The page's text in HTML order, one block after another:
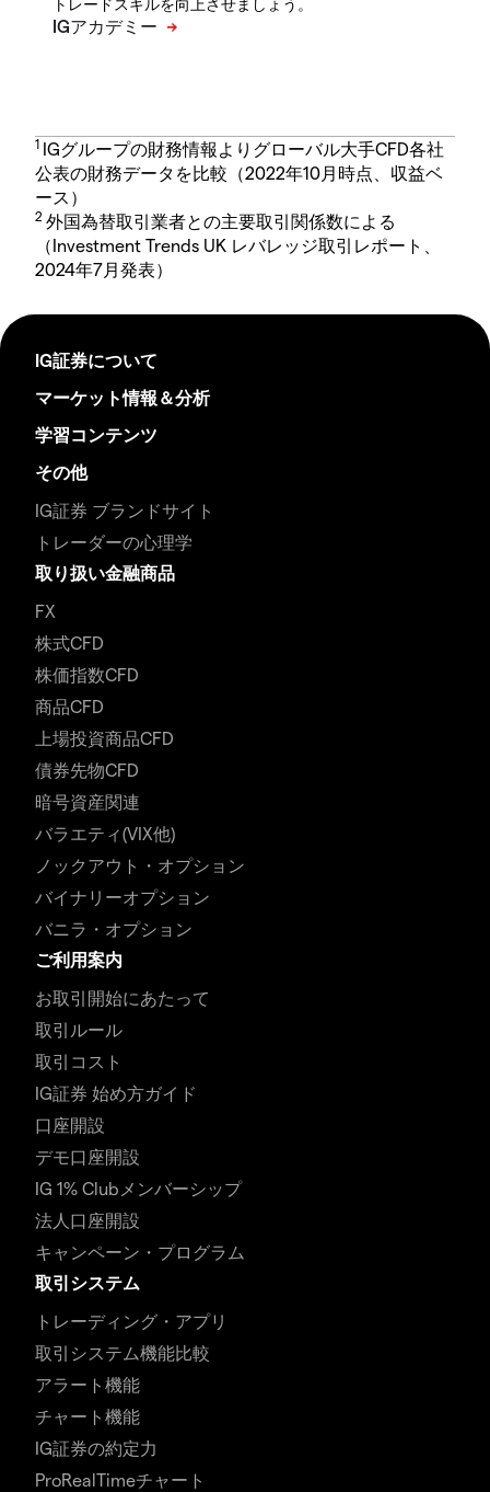
トレードスキルを向上させましょう。
1 IGグループの財務情報よりグローバル大手CFD各社
公表の財務データを比較（2022年10月時点、収益ベ
ース）
2 外国為替取引業者との主要取引関係数による
（Investment Trends UK レバレッジ取引レポート、
2024年7月発表）
IG証券について
マーケット情報＆分析
学習コンテンツ
その他
IG証券 ブランドサイト
トレーダーの心理学
取り扱い金融商品
FX
株式CFD
株価指数CFD
商品CFD
上場投資商品CFD
債券先物CFD
暗号資産関連
バラエティ(VIX他)
ノックアウト・オプション
バイナリーオプション
バニラ・オプション
ご利用案内
お取引開始にあたって
取引ルール
取引コスト
IG証券 始め方ガイド
口座開設
デモ口座開設
IG 1% Clubメンバーシップ
法人口座開設
キャンペーン・プログラム
取引システム
トレーディング・アプリ
取引システム機能比較
アラート機能
チャート機能
IG証券の約定力
ProRealTimeチャート